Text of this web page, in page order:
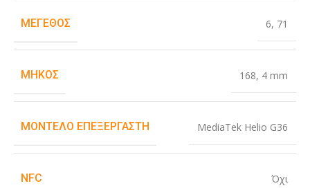
ΜΈΓΕΘΟΣ 6, 71
ΜΉΚΟΣ 168, 4 mm
ΜΟΝΤΈΛΟ ΕΠΕΞΕΡΓΑΣΤΉ MediaTek Helio G36
NFC Όχι